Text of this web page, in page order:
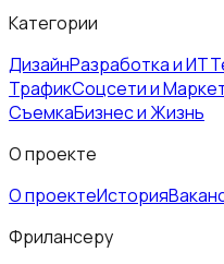
Категории
ДизайнРазработка и ИТ
ТрафикСоцсети и
СъемкаБизнес и Жизнь
О проекте
О проектеИстория
Фрилансеру